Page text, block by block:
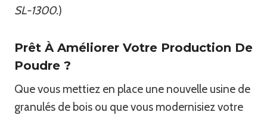
SL-1300.)
Prêt À Améliorer Votre Production De
Poudre ?
Que vous mettiez en place une nouvelle usine de
granulés de bois ou que vous modernisiez votre